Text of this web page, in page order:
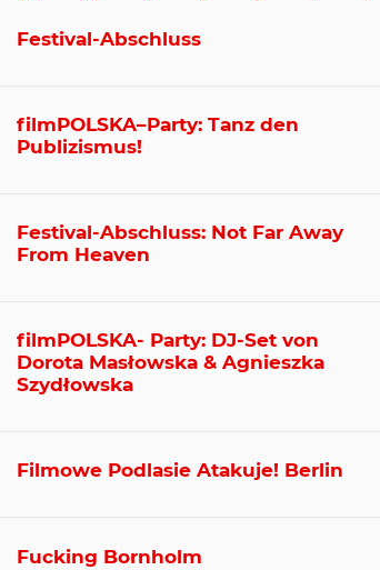
Festival-Abschluss
filmPOLSKA–Party: Tanz den
Publizismus!
Festival-Abschluss: Not Far Away
From Heaven
filmPOLSKA- Party: DJ-Set von
Dorota Masłowska & Agnieszka
Szydłowska
Filmowe Podlasie Atakuje! Berlin
Fucking Bornholm